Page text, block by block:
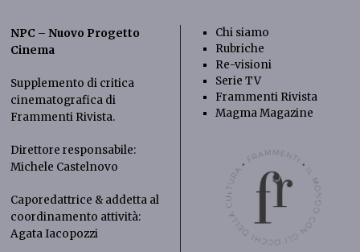
NPC – Nuovo Progetto
Cinema
Supplemento di critica
cinematografica di
Frammenti Rivista.
Direttore responsabile:
Michele Castelnovo
Caporedattrice & addetta al
coordinamento attività:
Agata Iacopozzi
Chi siamo
Rubriche
Re-visioni
Serie TV
Frammenti Rivista
Magma Magazine